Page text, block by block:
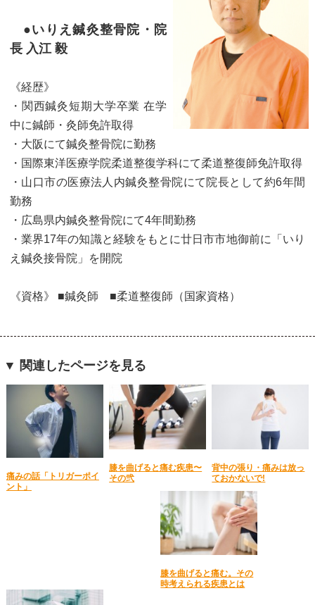
●いりえ鍼灸整骨院・院
長 入江 毅
《経歴》
・関西鍼灸短期大学卒業 在学
中に鍼師・灸師免許取得
・大阪にて鍼灸整骨院に勤務
・国際東洋医療学院柔道整復学科にて柔道整復師免許取得
・山口市の医療法人内鍼灸整骨院にて院長として約6年間
勤務
・広島県内鍼灸整骨院にて4年間勤務
・業界17年の知識と経験をもとに廿日市市地御前に「いり
え鍼灸接骨院」を開院
《資格》 ■鍼灸師 ■柔道整復師（国家資格）
▼ 関連したページを見る
痛みの話「トリガーポイ
ント」
膝を曲げると痛む疾患〜
その弐
背中の張り・痛みは放っ
ておかないで!
膝を曲げると痛む。その
時考えられる疾患とは